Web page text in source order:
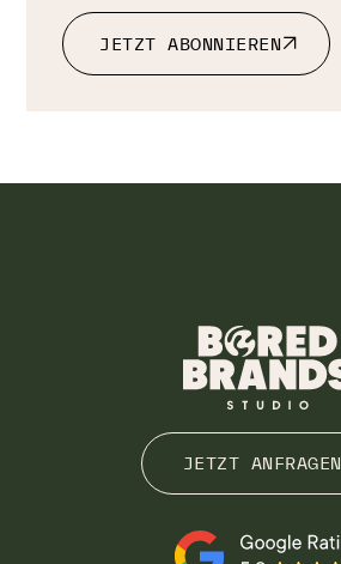
JETZT ABONNIEREN
JETZT ANFRAGEN